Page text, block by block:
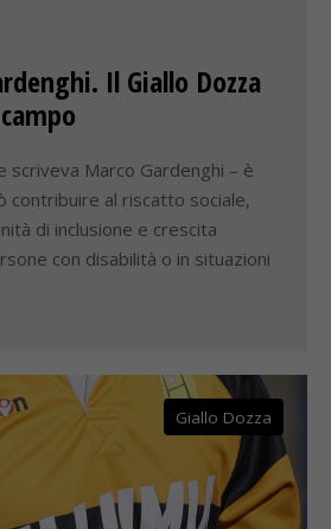
Il Giallo Dozza
scriveva Marco Gardenghi – è
contribuire al riscatto sociale,
di inclusione e crescita
con disabilità o in situazioni
Giallo Dozza